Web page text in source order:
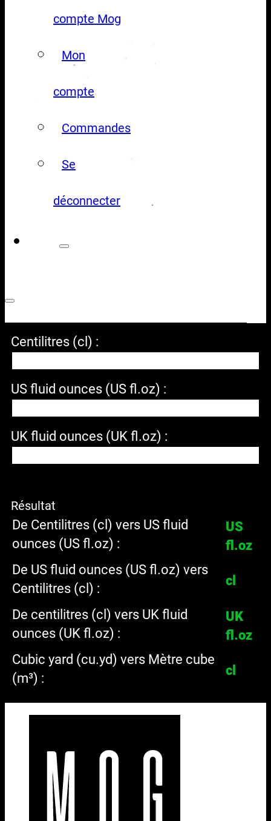
compte Mog
Mon
compte
Commandes
Se
déconnecter
Centilitres (cl) :
US fluid ounces (US fl.oz) :
UK fluid ounces (UK fl.oz) :
Résultat
De Centilitres (cl) vers US fluid
ounces (US fl.oz) :
US
fl.oz
De US fluid ounces (US fl.oz) vers
Centilitres (cl) :
cl
De centilitres (cl) vers UK fluid
ounces (UK fl.oz) :
UK
fl.oz
Cubic yard (cu.yd) vers Mètre cube
(m³) :
cl